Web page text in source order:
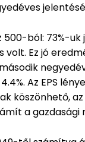
ból: 73%-
Ez jó
Az EPS
köszönhető,
a gazdasági